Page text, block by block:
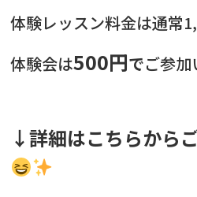
体験レッスン料金は通常
体験会は500円でご参加
↓詳細はこちらから